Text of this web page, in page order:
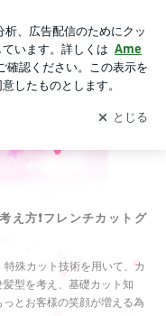
知
を受け取りまし
開く
え方❗フレンチカットグ
殊カット技術を用いて、カ
型を考え、基礎カット知
とお客様の笑顔が増える為